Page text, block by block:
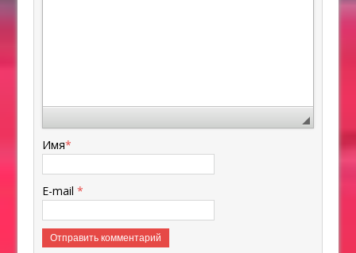
Имя*
E-mail*